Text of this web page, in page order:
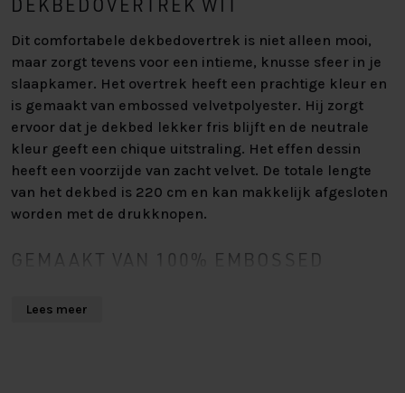
DEKBEDOVERTREK WIT
Dit comfortabele dekbedovertrek is niet alleen mooi,
maar zorgt tevens voor een intieme, knusse sfeer in je
slaapkamer. Het overtrek heeft een prachtige kleur en
is gemaakt van embossed velvetpolyester. Hij zorgt
ervoor dat je dekbed lekker fris blijft en de neutrale
kleur geeft een chique uitstraling. Het effen dessin
heeft een voorzijde van zacht velvet. De totale lengte
van het dekbed is 220 cm en kan makkelijk afgesloten
worden met de drukknopen.
GEMAAKT VAN 100% EMBOSSED
Lees meer